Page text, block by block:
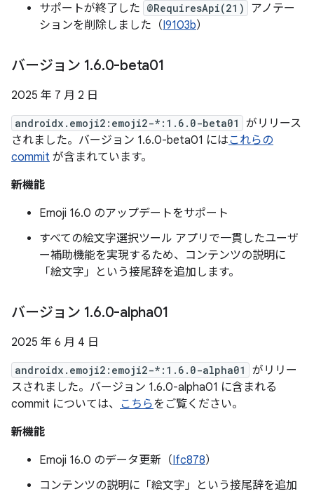
サポートが終了した @RequiresApi(21)
アノテー
ションを削除しました（I9103b）
バージョン 1.6.0-beta01
2025 年 7 月 2 日
androidx.emoji2:emoji2-*:1.6.0-beta01
がリリース
されました。バージョン 1.6.0-beta01 にはこれらの
commit が含まれています。
新機能
Emoji 16.0 のアップデートをサポート
すべての絵文字選択ツール アプリで一貫したユーザ
ー補助機能を実現するため、コンテンツの説明に
「絵文字」という接尾辞を追加します。
バージョン 1.6.0-alpha01
2025 年 6 月 4 日
androidx.emoji2:emoji2-*:1.6.0-alpha01
がリリー
スされました。バージョン 1.6.0-alpha01 に含まれる
commit については、 こちらをご覧ください。
新機能
Emoji 16.0 のデータ更新（Ifc878）
コンテンツの説明に「絵文字」という接尾辞を追加